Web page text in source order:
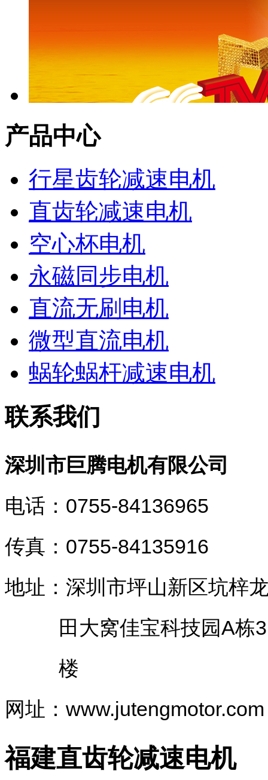
产品中心
行星齿轮减速电机
直齿轮减速电机
空心杯电机
永磁同步电机
直流无刷电机
微型直流电机
蜗轮蜗杆减速电机
联系我们
深圳市巨腾电机有限公司
电话：0755-84136965
传真：0755-84135916
地址：深圳市坪山新区坑梓
田大窝佳宝科技园A栋3
楼
网址：www.jutengmotor.com
福建直齿轮减速电机